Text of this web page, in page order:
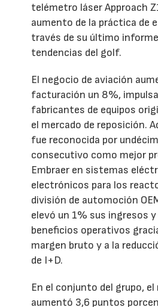
telémetro láser Approach
aumento de la práctica de
través de su último
tendencias del golf.
El negocio de aviación
facturación un 8%,
fabricantes de equipos
el mercado de reposición.
fue reconocida por
consecutivo como mejor
Embraer en sistemas
electrónicos para los
división de automoción
elevó un 1% sus ingresos
beneficios operativos
margen bruto y a la
de I+D.
En el conjunto del grupo,
aumentó 3,6 puntos